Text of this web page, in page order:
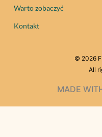
Warto zobaczyć
Kontakt
© 2026
All
MADE